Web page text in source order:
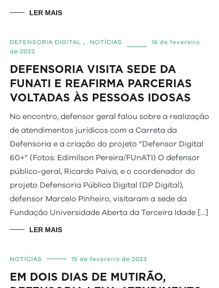
LER MAIS
DEFENSORIA DIGITAL , NOTÍCIAS
16 de fevereiro
de 2023
DEFENSORIA VISITA SEDE DA
FUNATI E REAFIRMA PARCERIAS
VOLTADAS ÀS PESSOAS IDOSAS
No encontro, defensor geral falou sobre a realização
de atendimentos jurídicos com a Carreta da
Defensoria e a criação do projeto “Defensor Digital
60+” (Fotos: Edimilson Pereira/FUnATI) O defensor
público-geral, Ricardo Paiva, e o coordenador do
projeto Defensoria Pública Digital (DP Digital),
defensor Marcelo Pinheiro, visitaram a sede da
Fundação Universidade Aberta da Terceira Idade […]
LER MAIS
NOTÍCIAS 15 de fevereiro de 2023
EM DOIS DIAS DE MUTIRÃO,